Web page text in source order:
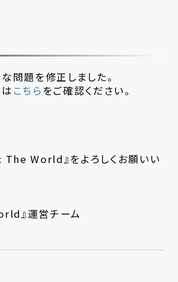
問題を修正しました。
こちらをご確認ください。
The World』をよろしくお願いい
』運営チーム